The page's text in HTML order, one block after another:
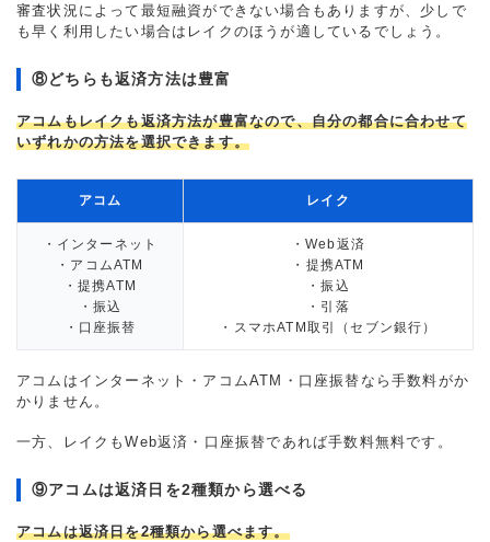
審査状況によって最短融資ができない場合もありますが、少しで
も早く利用したい場合はレイクのほうが適しているでしょう。
⑧どちらも返済方法は豊富
アコムもレイクも返済方法が豊富なので、自分の都合に合わせて
いずれかの方法を選択できます。
アコム レイク
・インターネット
・アコムATM
・提携ATM
・振込
・口座振替
・Web返済
・提携ATM
・振込
・引落
・スマホATM取引（セブン銀行）
アコムはインターネット・アコムATM・口座振替なら手数料がか
かりません。
一方、レイクもWeb返済・口座振替であれば手数料無料です。
⑨アコムは返済日を2種類から選べる
アコムは返済日を2種類から選べます。